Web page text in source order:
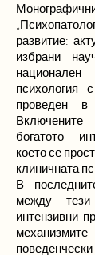
развитие:
избрани
психология
проведен
Включените
богатото
което се
клиничната
В
между
интензивни